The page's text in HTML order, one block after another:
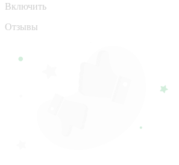
Включить
Отзывы